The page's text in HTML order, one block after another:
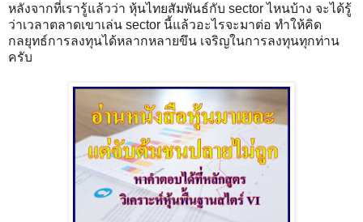
หลังจากที่เรารู้แล้วว่า หุ้นไทยสัมพันธ์กับ sector ไหนบ้าง จะได้รู้
ว่าเวลาตลาดเขาเล่น sector นี้แล้วอะไรจะมาต่อ ทำให้คิด
กลยุทธ์การลงทุนได้หลากหลายขึน เจริญในการลงทุนทุกท่าน
ครับ